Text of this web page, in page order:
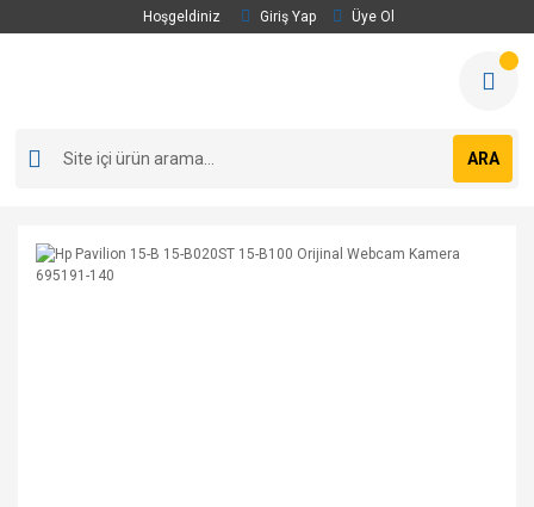
Hoşgeldiniz Giriş Yap Üye Ol
ARA